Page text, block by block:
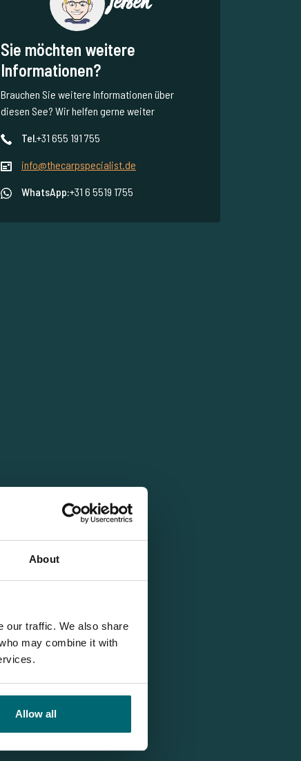
About
our traffic. We also share
may combine it with
Allow all
Sie möchten weitere
Informationen?
Brauchen Sie weitere Informationen über
diesen See? Wir helfen gerne weiter
Tel.+31 655 191 755
info@thecarpspecialist.de
WhatsApp:+31 6 5519 1755